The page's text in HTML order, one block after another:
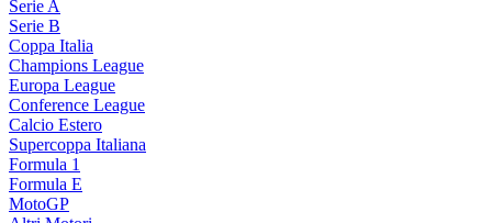
Serie A
Serie B
Coppa Italia
Champions League
Europa League
Conference League
Calcio Estero
Supercoppa Italiana
Formula 1
Formula E
MotoGP